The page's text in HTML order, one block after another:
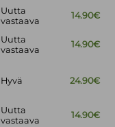
Uutta
vastaava
14.90€
Uutta
vastaava
14.90€
Hyvä 24.90€
Uutta
vastaava
14.90€